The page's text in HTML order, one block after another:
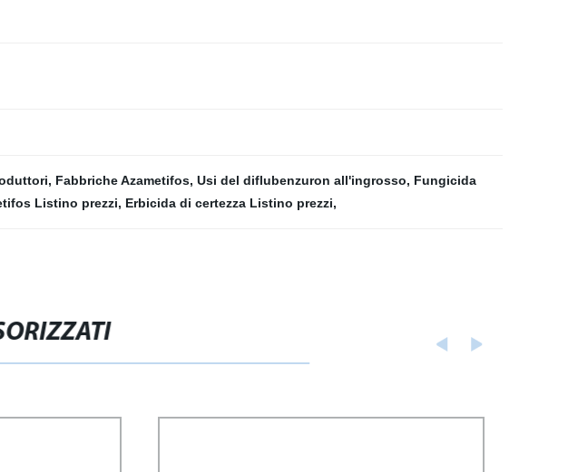
, Fabbriche Azametifos, Usi del diflubenzuron all'ingrosso, Fungicida
Listino prezzi, Erbicida di certezza Listino prezzi,